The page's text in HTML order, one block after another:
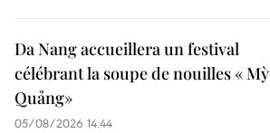
Da Nang accueillera un festival
célébrant la soupe de nouilles « Mỳ
Quảng»
05/08/2026 14:44